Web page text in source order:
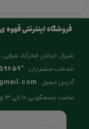
شیراز, خیابان فخرآباد
خدمات مشتریان
"09173359659"
آدرس ایمیل
ساعت پاسخگویی 10 الی 13 و 18 الی 21